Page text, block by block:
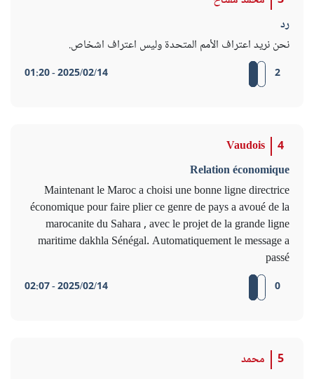
رد
نحن نريد اعتراف الأمم المتحدة وليس اعتراف اشخاص.
2
2025/02/14 - 01:20
4
Vaudois
Relation économique
Maintenant le Maroc a choisi une bonne ligne directrice
économique pour faire plier ce genre de pays a avoué de la
marocanite du Sahara , avec le projet de la grande ligne
maritime dakhla Sénégal. Automatiquement le message a
passé
0
2025/02/14 - 02:07
5
محمد